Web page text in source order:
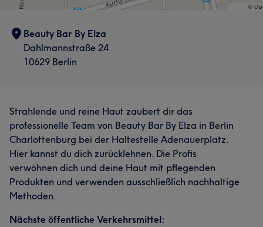
Beauty Bar By Elza
Dahlmannstraße 24
10629 Berlin
Strahlende und reine Haut zaubert dir das
professionelle Team von Beauty Bar By Elza in Berlin
Charlottenburg bei der Haltestelle Adenauerplatz.
Hier kannst du dich zurücklehnen. Die Profis
verwöhnen dich und deine Haut mit pflegenden
Produkten und verwenden ausschließlich nachhaltige
Methoden.
Nächste öffentliche Verkehrsmittel: